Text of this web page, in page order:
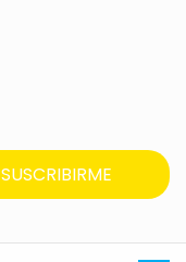
SUSCRIBIRME